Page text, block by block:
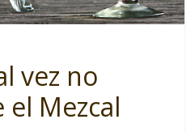
vez no
el Mezcal